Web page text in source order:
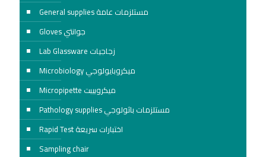
General supplies مستلزمات عامة
Gloves جوانتي
Lab Glassware زجاجيات
Microbiology ميكروبايولوجي
Micropipette ميكروبيبت
Pathology supplies مستلزمات باثولوجي
Rapid Test اختبارات سريعة
Sampling chair